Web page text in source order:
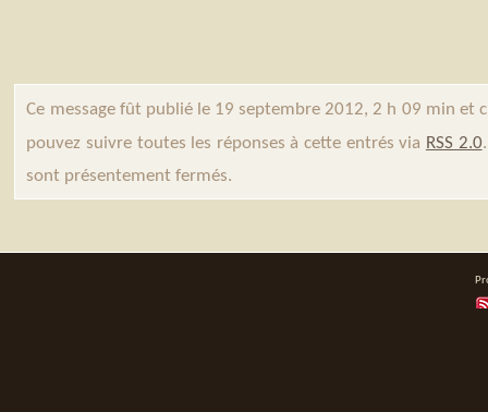
Ce message fût publié le 19 septembre 2012, 2 h 09 min et
pouvez suivre toutes les réponses à cette entrés via RSS 2.0
sont présentement fermés.